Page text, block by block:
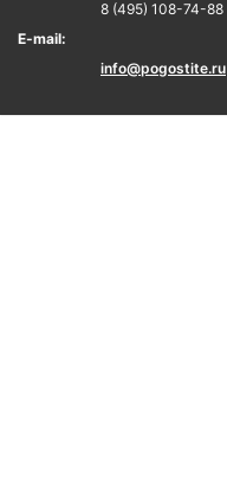
8 (495) 108-74-88
E-mail:
info@pogostite.ru